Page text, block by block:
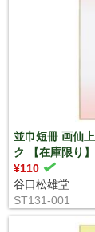
並巾短冊 画仙
ク 【在庫限り】
¥110
谷口松雄堂
ST131-001